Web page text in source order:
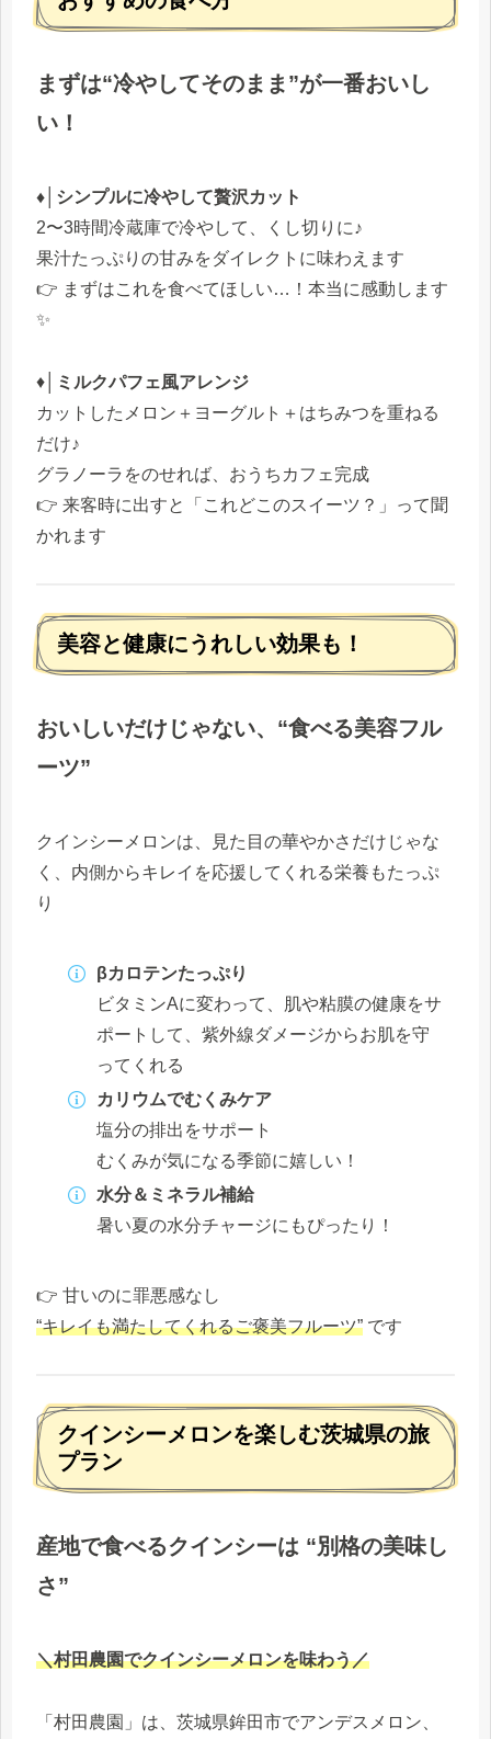
まずは“冷やしてそのまま”が一番おいし
い！
♦│シンプルに冷やして贅沢カット
2〜3時間冷蔵庫で冷やして、くし切りに♪
果汁たっぷりの甘みをダイレクトに味わえます
👉 まずはこれを食べてほしい…！本当に感動します
✨
♦│
ミルクパフェ風アレンジ
カットしたメロン＋ヨーグルト＋はちみつを重ねる
だけ♪
グラノーラをのせれば、おうちカフェ完成
👉 来客時に出すと「これどこのスイーツ？」って聞
かれます
美容と健康にうれしい効果も！
おいしいだけじゃない、“食べる美容フル
ーツ”
クインシーメロンは、見た目の華やかさだけじゃな
く、内側からキレイを応援してくれる栄養もたっぷ
り
βカロテンたっぷり
ビタミンAに変わって、肌や粘膜の健康をサ
ポートして、紫外線ダメージからお肌を守
ってくれる
カリウムでむくみケア
塩分の排出をサポート
むくみが気になる季節に嬉しい！
水分＆ミネラル補給
暑い夏の水分チャージにもぴったり！
👉 甘いのに罪悪感なし
“キレイも満たしてくれるご褒美フルーツ” です
クインシーメロンを楽しむ茨城県の旅
プラン
産地で食べるクインシーは “別格の美味し
さ”
＼村田農園でクインシーメロンを味わう／
「村田農園」は、茨城県鉾田市でアンデスメロン、